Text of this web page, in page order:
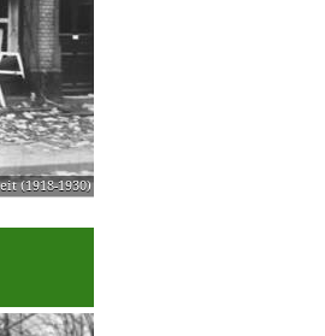
(1918-1930)